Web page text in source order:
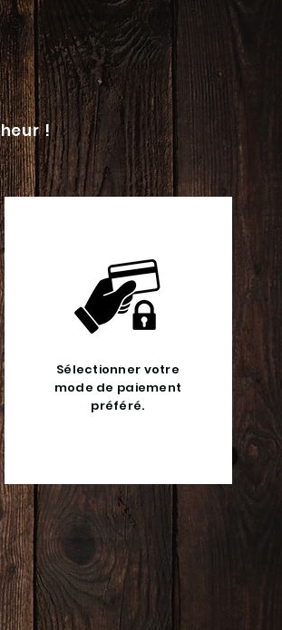
!
Sélectionner votre
mode de paiement
préféré.